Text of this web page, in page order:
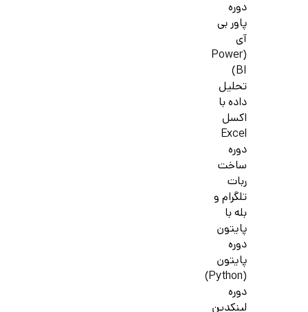
دوره
پاور بی
آی
(Power
BI)
تحلیل
داده با
اکسل
Excel
دوره
ساخت
ربات
تلگرام و
بله با
پایتون
دوره
پایتون
(Python)
دوره